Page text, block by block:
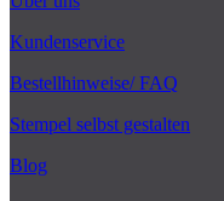
Kundenservice
Bestellhinweise/ FAQ
Stempel selbst gestalten
Blog